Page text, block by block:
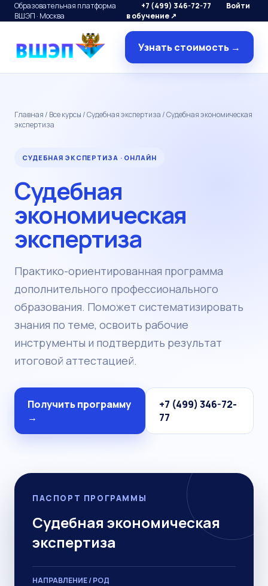
Образовательная платформа
ВШЭП · Москва
+7 (499) 346-72-77
Войти
в обучение ↗
Узнать стоимость →
Главная / Все курсы /Судебная экспертиза / Судебная экономическая
экспертиза
СУДЕБНАЯ ЭКСПЕРТИЗА · ОНЛАЙН
Судебная
экономическая
экспертиза
Практико-ориентированная программа
дополнительного профессионального
образования. Поможет систематизировать
знания по теме, освоить рабочие
инструменты и подтвердить результат
итоговой аттестацией.
Получить программу
→
+7 (499) 346-72-
77
ПАСПОРТ ПРОГРАММЫ
Судебная экономическая
экспертиза
НАПРАВЛЕНИЕ / РОД